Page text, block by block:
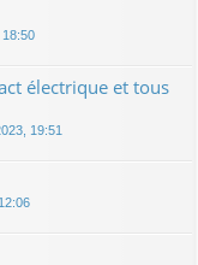
électrique et tous
19:51